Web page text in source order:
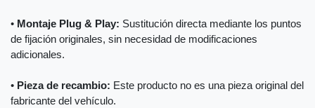
• Montaje Plug & Play: Sustitución directa mediante los puntos
de fijación originales, sin necesidad de modificaciones
adicionales.
• Pieza de recambio: Este producto no es una pieza original del
fabricante del vehículo.